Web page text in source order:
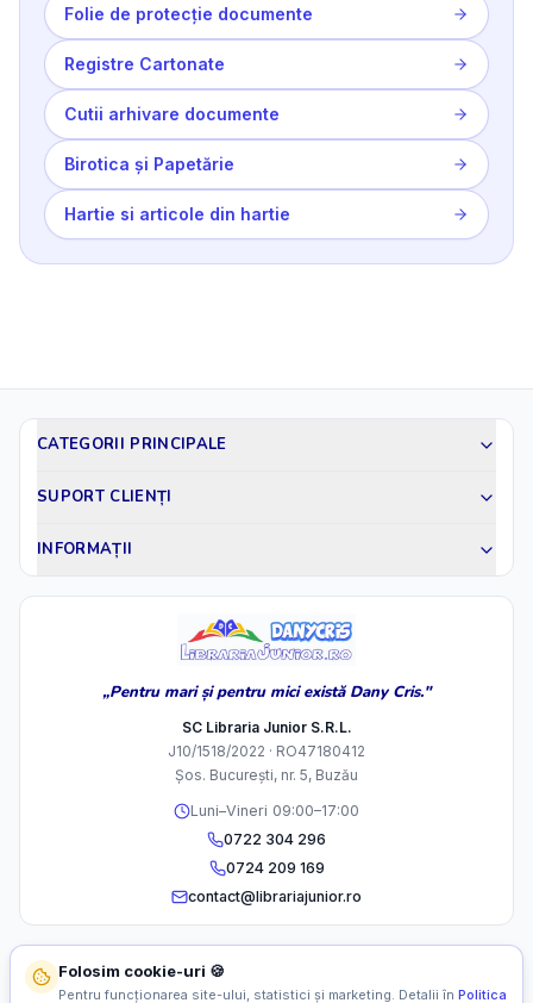
Folie de protecție documente
Registre Cartonate
Cutii arhivare documente
Birotica și Papetărie
Hartie si articole din hartie
CATEGORII PRINCIPALE
SUPORT CLIENȚI
INFORMAȚII
„Pentru mari și pentru mici există Dany Cris."
SC Libraria Junior S.R.L.
J10/1518/2022 · RO47180412
Șos. București, nr. 5, Buzău
Luni–Vineri 09:00–17:00
0722 304 296
0724 209 169
contact@librariajunior.ro
Folosim cookie-uri 🍪
Pentru funcționarea site-ului, statistici și marketing. Detalii în Politica